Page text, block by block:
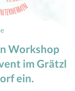
Workshop
im Grätzl
ein.